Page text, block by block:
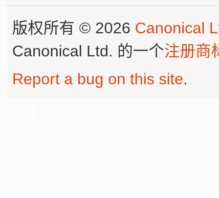
版权所有 © 2026 Canonical
Canonical Ltd. 的一个注册商
Report a bug on this site.